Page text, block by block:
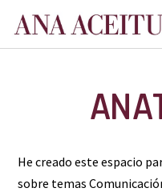
He creado este espacio
sobre temas